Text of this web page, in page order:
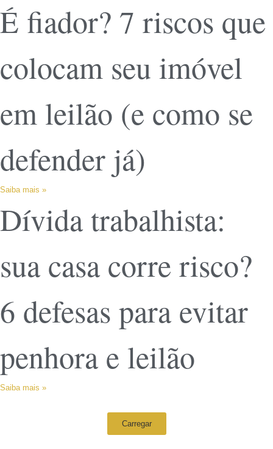
É fiador? 7 riscos que
colocam seu imóvel
em leilão (e como se
defender já)
Saiba mais »
Dívida trabalhista:
sua casa corre risco?
6 defesas para evitar
penhora e leilão
Saiba mais »
Carregar